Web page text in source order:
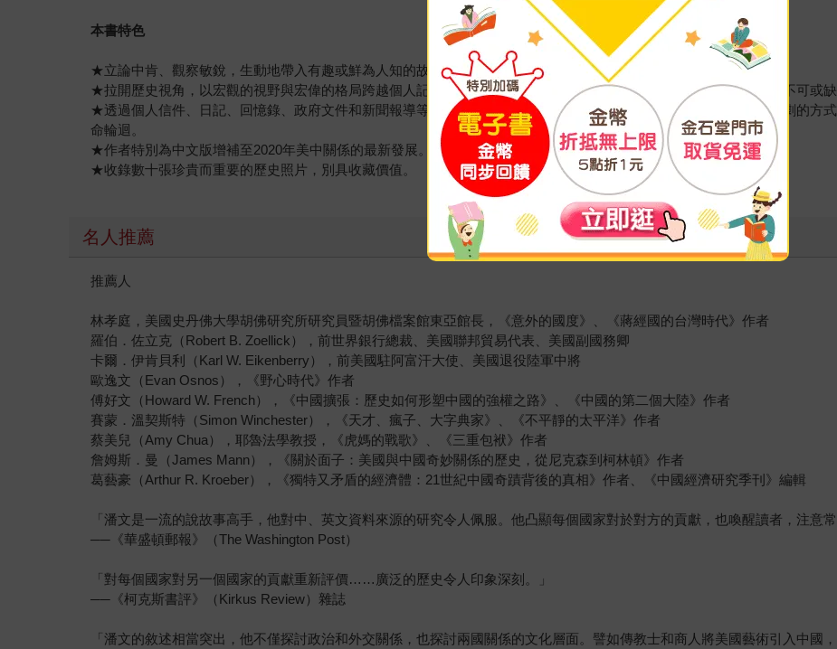
本書特色
★立論中肯、觀察敏銳，生動地帶入有趣或鮮為人知的故事，相當具有可讀性。
★拉開歷史視角，以宏觀的視野與宏偉的格局跨越個人記憶和國別史，企圖完整勾勒美中關係史，是研究美中關係史不可或缺
★透過個人信件、日記、回憶錄、政府文件和新聞報導等文獻，重建兩個多世紀以來美國與中國交往中令人驚奇和悲劇的方
命輪迴。
★作者特別為中文版增補至2020年美中關係的最新發展。
★收錄數十張珍貴而重要的歷史照片，別具收藏價值。
名人推薦
推薦人
林孝庭，美國史丹佛大學胡佛研究所研究員暨胡佛檔案館東亞館長，《意外的國度》、《蔣經國的台灣時代》作者
羅伯．佐立克（Robert B. Zoellick），前世界銀行總裁、美國聯邦貿易代表、美國副國務卿
卡爾．伊肯貝利（Karl W. Eikenberry），前美國駐阿富汗大使、美國退役陸軍中將
歐逸文（Evan Osnos），《野心時代》作者
傅好文（Howard W. French），《中國擴張：歷史如何形塑中國的強權之路》、《中國的第二個大陸》作者
賽蒙．溫契斯特（Simon Winchester），《天才、瘋子、大字典家》、《不平靜的太平洋》作者
蔡美兒（Amy Chua），耶魯法學教授，《虎媽的戰歌》、《三重包袱》作者
詹姆斯．曼（James Mann），《關於面子：美國與中國奇妙關係的歷史，從尼克森到柯林頓》作者
葛藝豪（Arthur R. Kroeber），《獨特又矛盾的經濟體：21世紀中國奇蹟背後的真相》作者、《中國經濟研究季刊》編輯
「潘文是一流的說故事高手，他對中、英文資料來源的研究令人佩服。他凸顯每個國家對於對方的貢獻，也喚醒讀者，注意
──《華盛頓郵報》（The Washington Post）
「對每個國家對另一個國家的貢獻重新評價……廣泛的歷史令人印象深刻。」
──《柯克斯書評》（Kirkus Review）雜誌
「潘文的敘述相當突出，他不僅探討政治和外交關係，也探討兩國關係的文化層面。譬如傳教士和商人將美國藝術引入中國